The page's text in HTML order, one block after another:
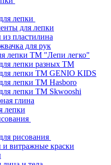
лепки
для лепки
пластилина
для рук
лепки ТМ "Лепи легко"
лепки разных ТМ
лепки ТМ GENIO KIDS
лепки ТМ Hasboro
лепки ТМ Skwooshi
глина
лепки
рисования
витражные краски